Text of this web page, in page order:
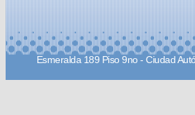
Esmeralda 189 Piso 9no - Ciudad